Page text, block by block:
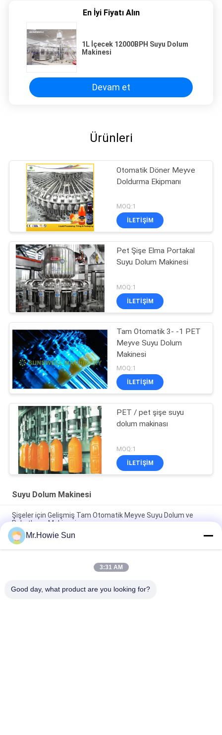
En İyi Fiyatı Alın
1L İçecek 12000BPH Suyu Dolum
Makinesi
Devam et
Ürünleri
Otomatik Döner Meyve
Doldurma Ekipmanı
MOQ:1
İLETIŞIM
Pet Şişe Elma Portakal
Suyu Dolum Makinesi
MOQ:1
İLETIŞIM
Tam Otomatik 3- -1 PET
Meyve Suyu Dolum
Makinesi
MOQ:1
İLETIŞIM
PET / pet şişe suyu
dolum makinası
MOQ:1
İLETIŞIM
Suyu Dolum Makinesi
Şişeler için Gelişmiş Tam Otomatik Meyve Suyu Dolum ve
Paketleme Makinesi
Verimli Tam Otomatik Meyve Suyu Şişeleme ve Paketleme
Ekipmanları
Verimli Tam Otomatik Meyve Suyu Şişeleme ve Paketleme
Mr.Howie Sun
3:31 AM
Good day, what product are you looking for?